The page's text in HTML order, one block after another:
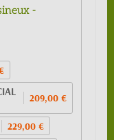
-
209,00 €
229,00 €